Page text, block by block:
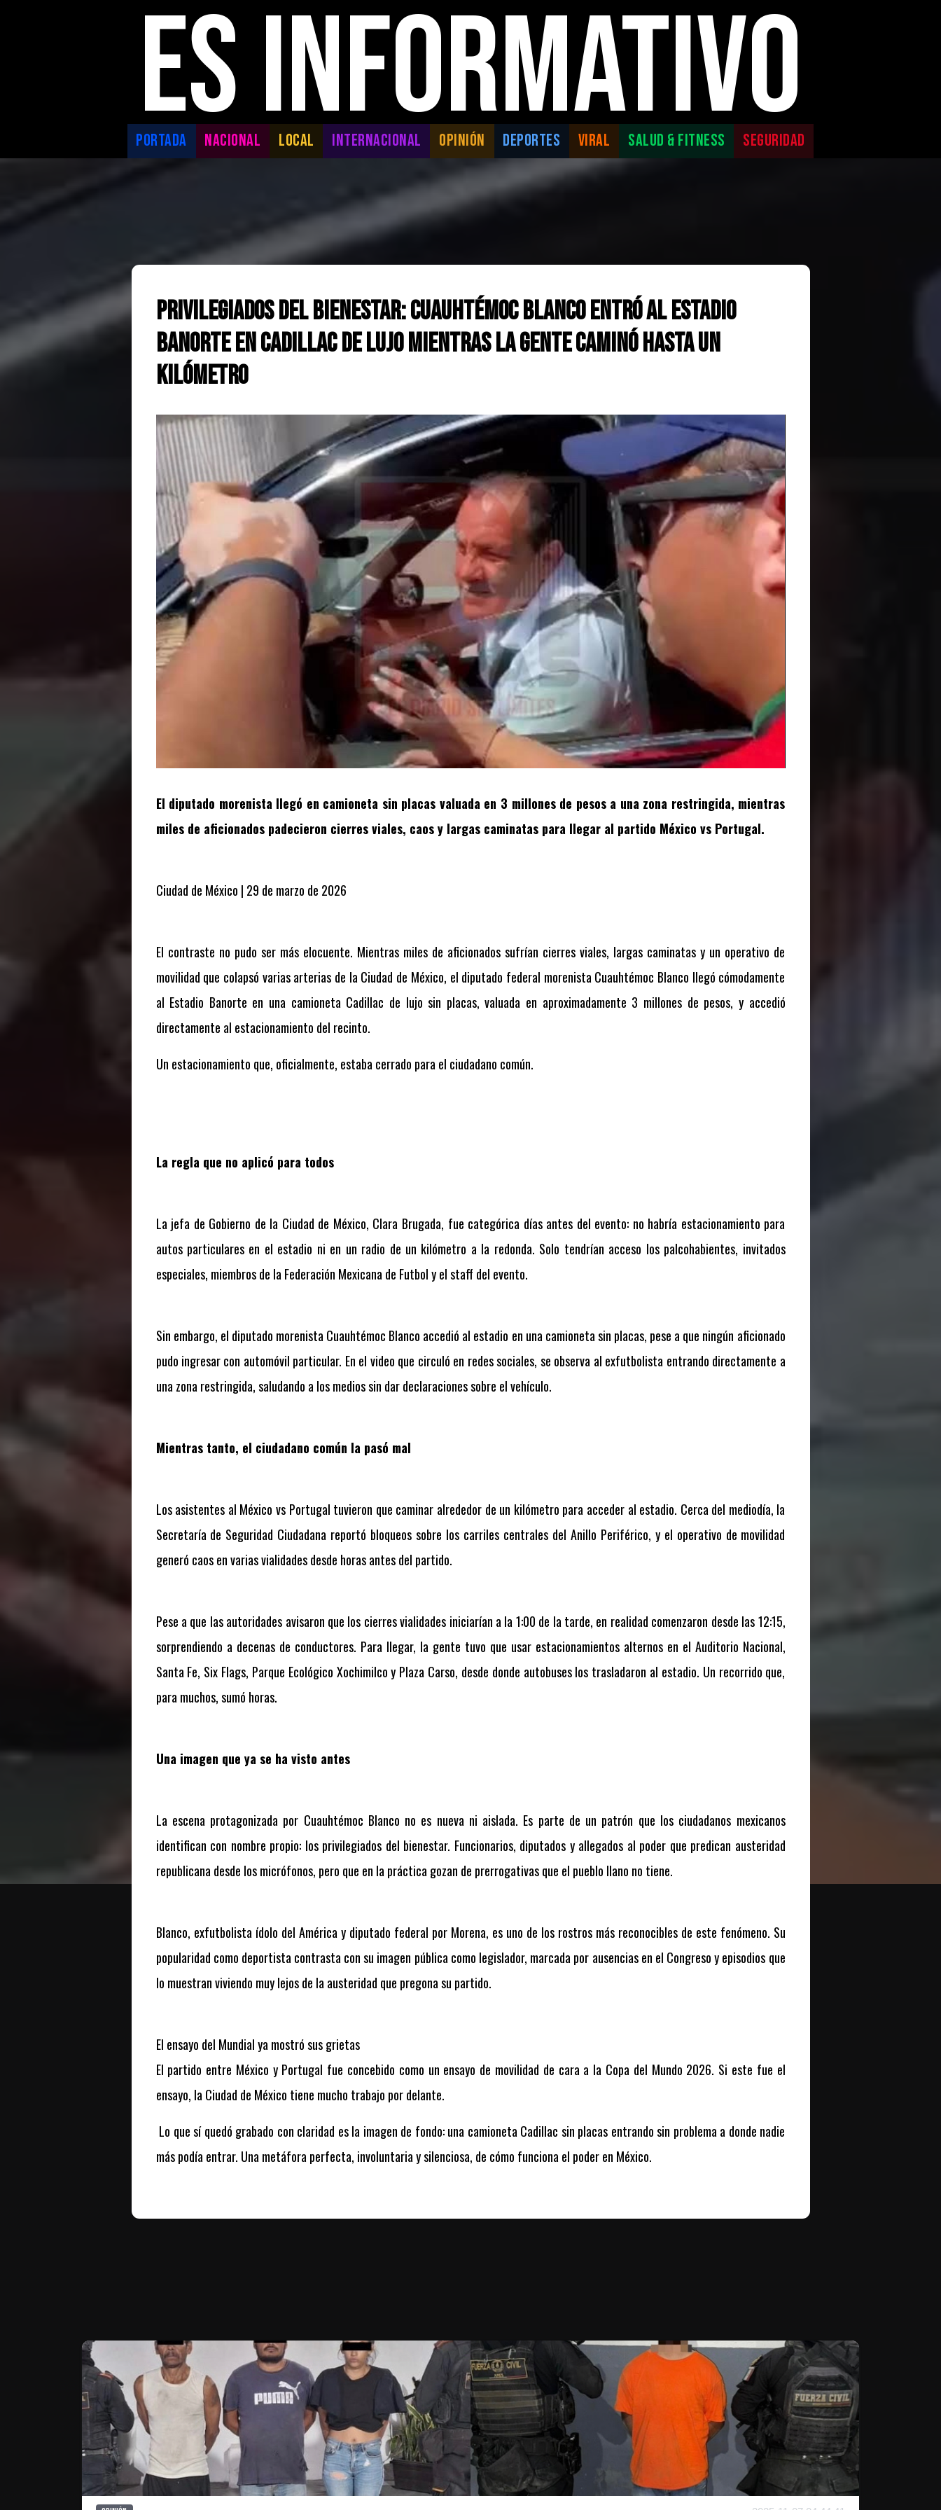
ES INFORMATIVO
PORTADA NACIONAL LOCAL INTERNACIONAL OPINIÓN DEPORTES VIRAL SALUD & FITNESS SEGURIDAD
Privilegiados del Bienestar: Cuauhtémoc Blanco entró al Estadio
Banorte en Cadillac de lujo mientras la gente caminó hasta un
kilómetro
El diputado morenista llegó en camioneta sin placas valuada en 3 millones de pesos a una zona restringida, mientras
miles de aficionados padecieron cierres viales, caos y largas caminatas para llegar al partido México vs Portugal.
Ciudad de México | 29 de marzo de 2026
El contraste no pudo ser más elocuente. Mientras miles de aficionados sufrían cierres viales, largas caminatas y un operativo de
movilidad que colapsó varias arterias de la Ciudad de México, el diputado federal morenista Cuauhtémoc Blanco llegó cómodamente
al Estadio Banorte en una camioneta Cadillac de lujo sin placas, valuada en aproximadamente 3 millones de pesos, y accedió
directamente al estacionamiento del recinto.
Un estacionamiento que, oficialmente, estaba cerrado para el ciudadano común.
La regla que no aplicó para todos
La jefa de Gobierno de la Ciudad de México, Clara Brugada, fue categórica días antes del evento: no habría estacionamiento para
autos particulares en el estadio ni en un radio de un kilómetro a la redonda. Solo tendrían acceso los palcohabientes, invitados
especiales, miembros de la Federación Mexicana de Futbol y el staff del evento.
Sin embargo, el diputado morenista Cuauhtémoc Blanco accedió al estadio en una camioneta sin placas, pese a que ningún aficionado
pudo ingresar con automóvil particular. En el video que circuló en redes sociales, se observa al exfutbolista entrando directamente a
una zona restringida, saludando a los medios sin dar declaraciones sobre el vehículo.
Mientras tanto, el ciudadano común la pasó mal
Los asistentes al México vs Portugal tuvieron que caminar alrededor de un kilómetro para acceder al estadio. Cerca del mediodía, la
Secretaría de Seguridad Ciudadana reportó bloqueos sobre los carriles centrales del Anillo Periférico, y el operativo de movilidad
generó caos en varias vialidades desde horas antes del partido.
Pese a que las autoridades avisaron que los cierres vialidades iniciarían a la 1:00 de la tarde, en realidad comenzaron desde las 12:15,
sorprendiendo a decenas de conductores. Para llegar, la gente tuvo que usar estacionamientos alternos en el Auditorio Nacional,
Santa Fe, Six Flags, Parque Ecológico Xochimilco y Plaza Carso, desde donde autobuses los trasladaron al estadio. Un recorrido que,
para muchos, sumó horas.
Una imagen que ya se ha visto antes
La escena protagonizada por Cuauhtémoc Blanco no es nueva ni aislada. Es parte de un patrón que los ciudadanos mexicanos
identifican con nombre propio: los privilegiados del bienestar. Funcionarios, diputados y allegados al poder que predican austeridad
republicana desde los micrófonos, pero que en la práctica gozan de prerrogativas que el pueblo llano no tiene.
Blanco, exfutbolista ídolo del América y diputado federal por Morena, es uno de los rostros más reconocibles de este fenómeno. Su
popularidad como deportista contrasta con su imagen pública como legislador, marcada por ausencias en el Congreso y episodios que
lo muestran viviendo muy lejos de la austeridad que pregona su partido.
El ensayo del Mundial ya mostró sus grietas
El partido entre México y Portugal fue concebido como un ensayo de movilidad de cara a la Copa del Mundo 2026. Si este fue el
ensayo, la Ciudad de México tiene mucho trabajo por delante.
Lo que sí quedó grabado con claridad es la imagen de fondo: una camioneta Cadillac sin placas entrando sin problema a donde nadie
más podía entrar. Una metáfora perfecta, involuntaria y silenciosa, de cómo funciona el poder en México.